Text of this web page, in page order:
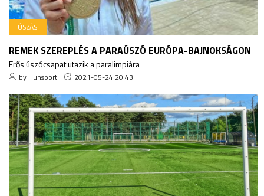
ÚSZÁS
REMEK SZEREPLÉS A PARAÚSZÓ EURÓPA-BAJNOKSÁGON
Erős úszócsapat utazik a paralimpiára
by Hunsport 2021-05-24 20:43